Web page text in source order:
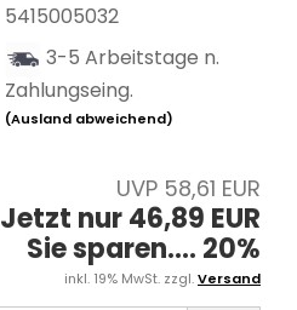
5415005032
3-5 Arbeitstage n.
Zahlungseing.
(Ausland abweichend)
UVP 58,61 EUR
Jetzt nur 46,89 EUR
Sie sparen.... 20%
inkl. 19% MwSt. zzgl.Versand